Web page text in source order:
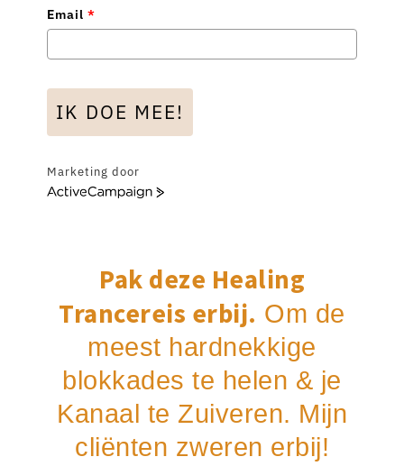
Email *
IK DOE MEE!
Marketing door
A
Pak deze Healing
Trancereis erbij. Om de
meest hardnekkige
blokkades te helen & je
Kanaal te Zuiveren. Mijn
cliënten zweren erbij!